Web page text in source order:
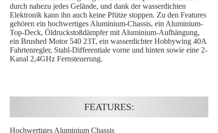
durch nahezu jedes Gelände, und dank der wasserdichten
Elektronik kann ihn auch keine Pfütze stoppen. Zu den Features
gehören ein hochwertiges Aluminium-Chassis, ein Aluminium-
Top-Deck, Öldruckstoßdämpfer mit Aluminium-Aufhängung,
ein Brushed Motor 540 23T, ein wasserdichter Hobbywing 40A
Fahrtenregler, Stahl-Differentiale vorne und hinten sowie eine 2-
Kanal 2,4GHz Fernsteuerung.
FEATURES:
Hochwertiges Aluminium Chassis